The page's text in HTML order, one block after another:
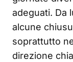
adeguati. Da
alcune
soprattutto
direzione